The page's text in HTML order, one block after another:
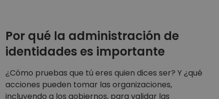
Por qué la administración de
identidades es importante
¿Cómo pruebas que tú eres quien dices ser? Y ¿qué
acciones pueden tomar las organizaciones,
incluyendo a los gobiernos, para validar las